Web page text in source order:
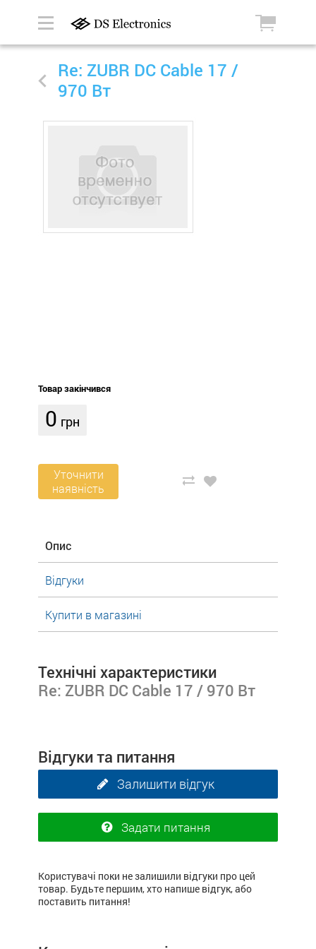
Re: ZUBR DC Cable 17 /
970 Вт
Товар закінчився
0 грн
Уточнити
наявність
Опис
Відгуки
Купити в магазині
Технічні характеристики
Re: ZUBR DC Cable 17 / 970 Вт
Відгуки та питання
Залишити відгук
Задати питання
Користувачі поки не залишили відгуки про цей
товар. Будьте першим, хто напише відгук, або
поставить питання!